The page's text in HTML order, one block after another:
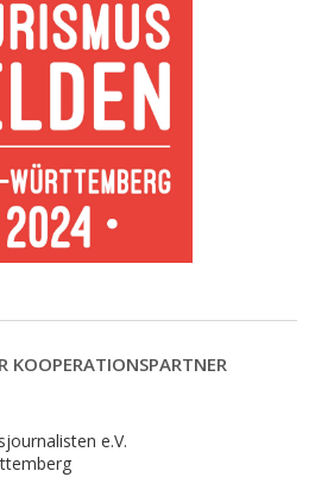
KOOPERATIONSPARTNER
e.V.